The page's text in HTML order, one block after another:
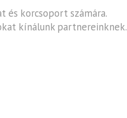
és korcsoport számára.
kínálunk partnereinknek.